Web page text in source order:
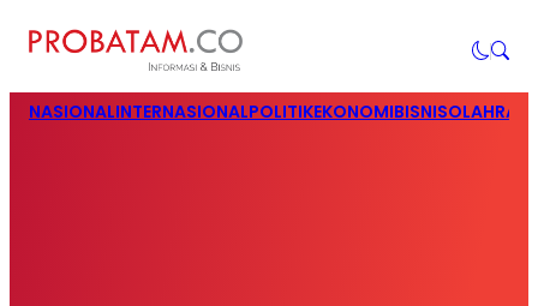
NASIONALINTERNASIONALPOLITIKEKONOMIBISNIS